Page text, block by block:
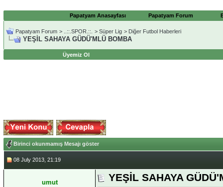
Papatyam Anasayfası Papatyam Forum
Papatyam Forum > ..::.SPOR.::. > Süper Lig > Diğer Futbol Haberleri
YEŞİL SAHAYA GÜDÜ'MLÜ BOMBA
Üyemiz Ol
Birinci okunmamış Mesajı göster
08 July 2013, 21:19
umut YEŞİL SAHAYA